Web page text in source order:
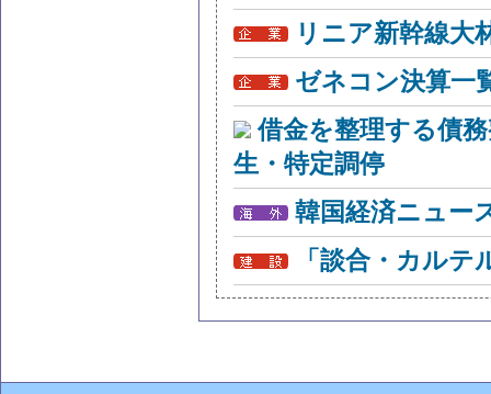
リニア新幹線大
ゼネコン決算一
借金を整理する債
生・特定調停
韓国経済ニュー
「談合・カル